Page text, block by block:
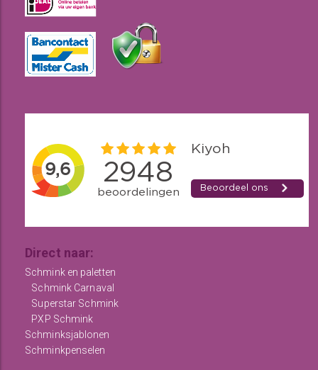
Direct naar:
Schmink en paletten
Schmink Carnaval
Superstar Schmink
PXP Schmink
Schminksjablonen
Schminkpenselen